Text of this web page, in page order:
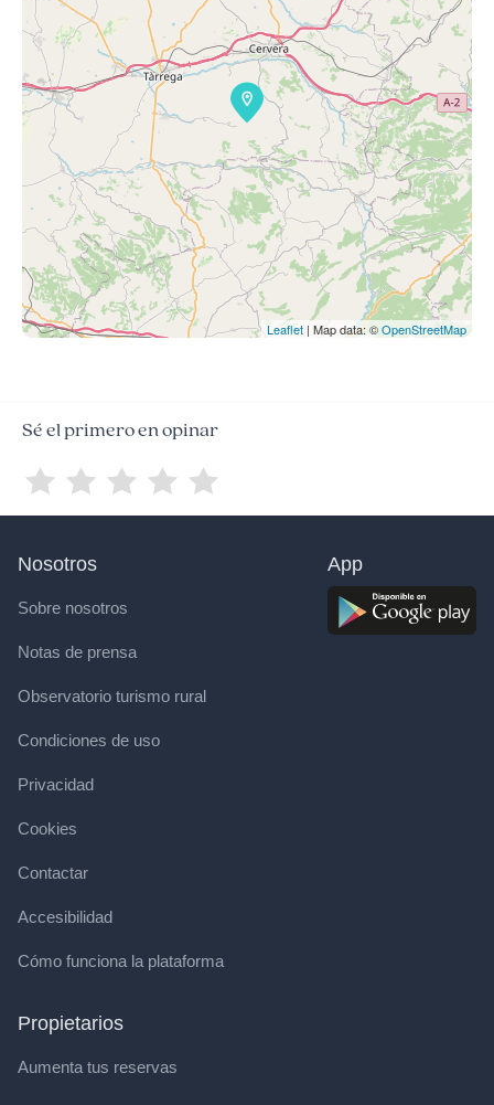
Leaflet | Map data: ©OpenStreetMap
Sé el primero en opinar
Nosotros
Sobre nosotros
Notas de prensa
Observatorio turismo rural
Condiciones de uso
Privacidad
Cookies
Contactar
Accesibilidad
Cómo funciona la plataforma
Propietarios
Aumenta tus reservas
App